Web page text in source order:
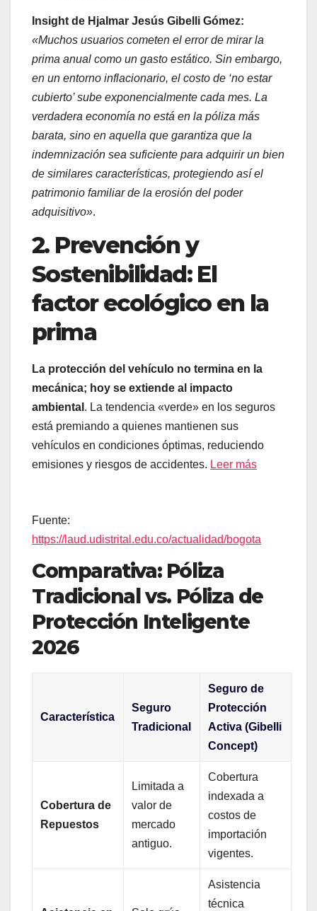
Insight de Hjalmar Jesús Gibelli Gómez:
«Muchos usuarios cometen el error de mirar la
prima anual como un gasto estático. Sin embargo,
en un entorno inflacionario, el costo de ‘no estar
cubierto’ sube exponencialmente cada mes. La
verdadera economía no está en la póliza más
barata, sino en aquella que garantiza que la
indemnización sea suficiente para adquirir un bien
de similares características, protegiendo así el
patrimonio familiar de la erosión del poder
adquisitivo».
2. Prevención y
Sostenibilidad: El
factor ecológico en la
prima
La protección del vehículo no termina en la
mecánica; hoy se extiende al impacto
ambiental . La tendencia «verde» en los seguros
está premiando a quienes mantienen sus
vehículos en condiciones óptimas, reduciendo
emisiones y riesgos de accidentes. Leer más
Fuente:
https://laud.udistrital.edu.co/actualidad/bogota
Comparativa: Póliza
Tradicional vs. Póliza de
Protección Inteligente
2026
Característica
Seguro
Tradicional
Seguro de
Protección
Activa (Gibelli
Concept)
Cobertura de
Repuestos
Limitada a
valor de
mercado
antiguo.
Cobertura
indexada a
costos de
importación
vigentes.
Asistencia
técnica